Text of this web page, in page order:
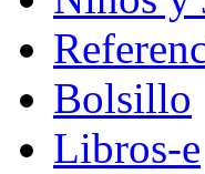
Bolsillo
Libros-e